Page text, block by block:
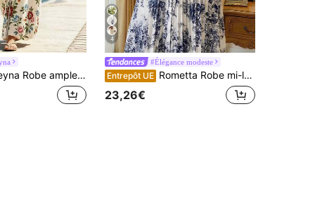
longue à épaules tombantes avec imprimé symétrique et col en V profond, grande taille
4
#Élégance modeste
Entrepôt UE Rometta Robe mi-longue grande taille à manches chauve-souris avec imprimé floral bleu et blanc et ourlet froncé
23,26€